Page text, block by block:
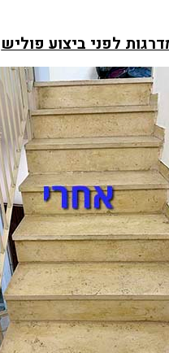
לפני ביצוע פוליש